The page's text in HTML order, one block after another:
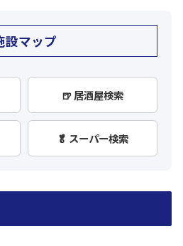
設マップ
🍺 居酒屋検索
🥬 スーパー検索